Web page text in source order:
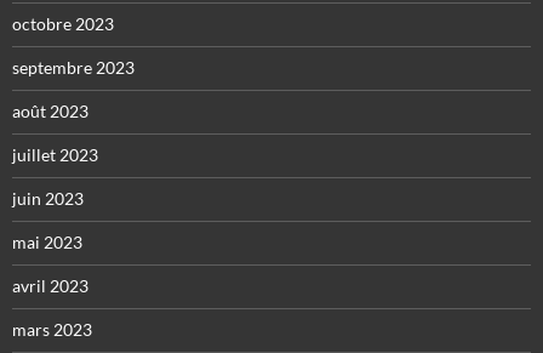
octobre 2023
septembre 2023
août 2023
juillet 2023
juin 2023
mai 2023
avril 2023
mars 2023